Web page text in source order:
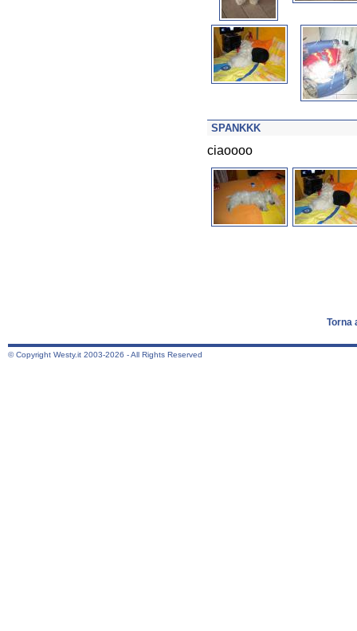
SPANKKK
ciaoooo
Torna
© Copyright Westy.it 2003-2026 - All Rights Reserved